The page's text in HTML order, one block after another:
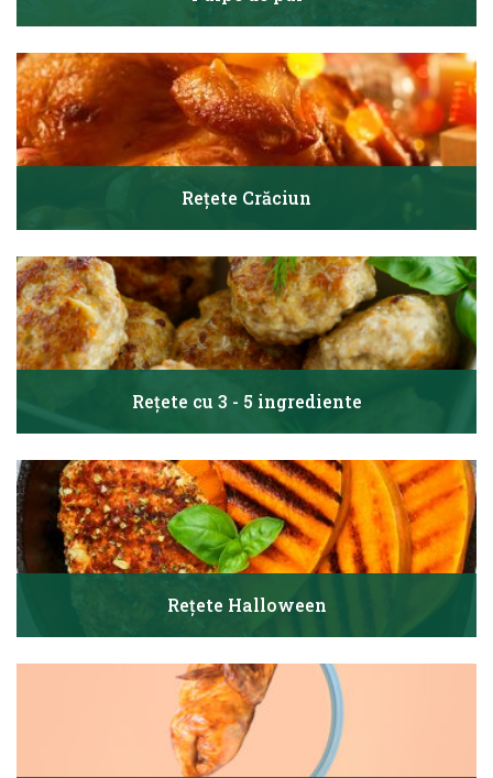
Rețete Crăciun
Rețete cu 3 - 5 ingrediente
Rețete Halloween